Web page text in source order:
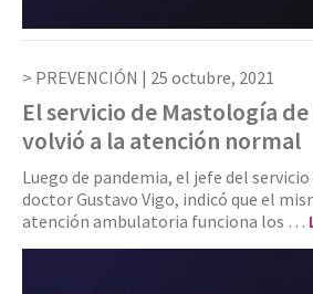
PREVENCIÓN | 25 octubre, 2021
El servicio de Mastología
volvió a la atención normal
Luego de pandemia, el jefe del
doctor Gustavo Vigo, indicó que el
atención ambulatoria funciona los …